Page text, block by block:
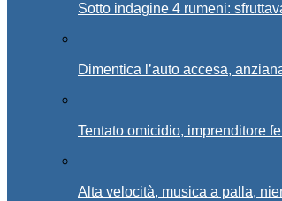
Sotto indagine 4 rumeni:
Dimentica l’auto accesa,
Tentato omicidio, imprenditore
Alta velocità, musica a palla,